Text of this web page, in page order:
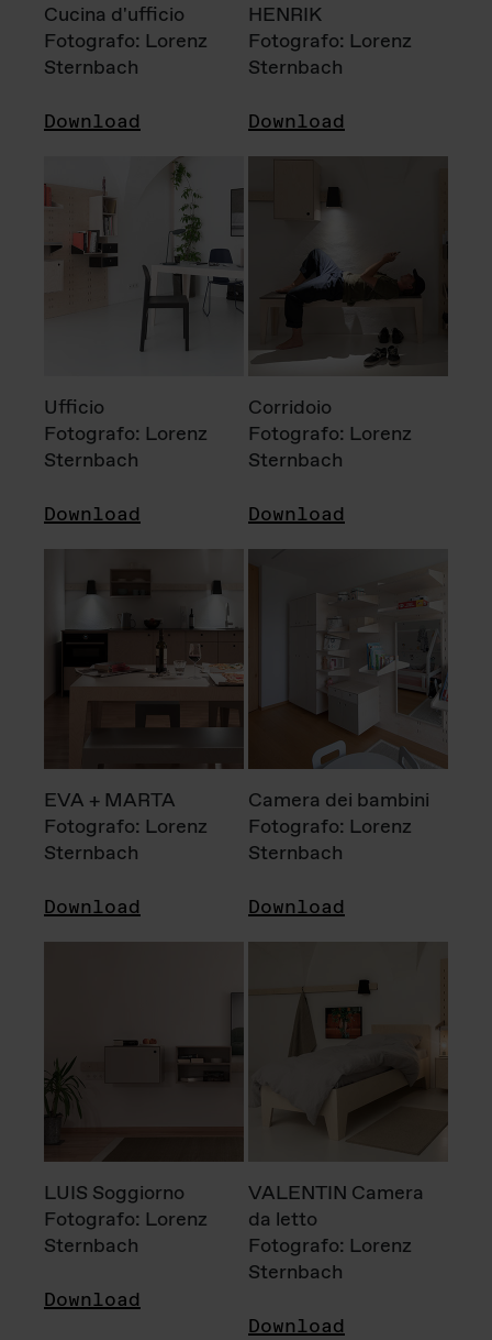
Cucina d'ufficio
Fotografo: Lorenz
Sternbach
Download
HENRIK
Fotografo: Lorenz
Sternbach
Download
Ufficio
Fotografo: Lorenz
Sternbach
Download
Corridoio
Fotografo: Lorenz
Sternbach
Download
EVA + MARTA
Fotografo: Lorenz
Sternbach
Download
Camera dei bambini
Fotografo: Lorenz
Sternbach
Download
LUIS Soggiorno
Fotografo: Lorenz
Sternbach
Download
VALENTIN Camera
da letto
Fotografo: Lorenz
Sternbach
Download